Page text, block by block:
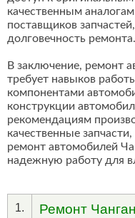
качественным
поставщиков
долговечность ремонта.
В заключение, ремонт
требует навыков
компонентами
конструкции
рекомендациям
качественные
ремонт автомобилей
надежную работу для
1. Ремонт